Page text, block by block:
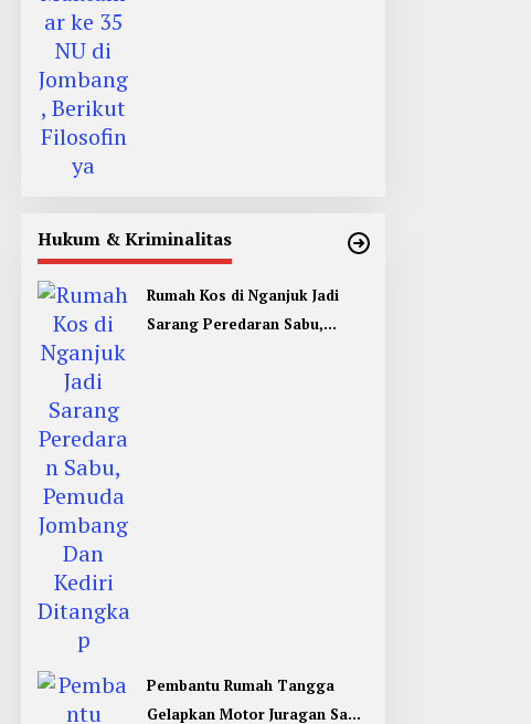
Hukum & Kriminalitas
Rumah Kos di Nganjuk Jadi
Sarang Peredaran Sabu,
Pembantu Rumah Tangga
Gelapkan Motor Juragan Sapi